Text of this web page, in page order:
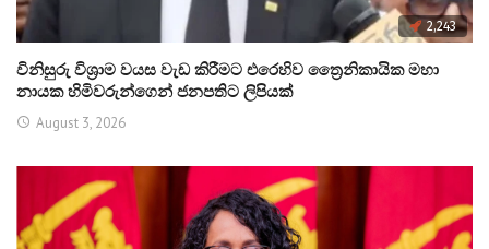
2,243
විනිසුරු විශ්‍රාම වයස වැඩ කිරීමට එරෙහිව ත්‍රෛනිකායික මහා
නායක හිමිවරුන්ගෙන් ජනපතිට ලිපියක්
August 3, 2026